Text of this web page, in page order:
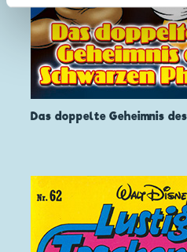
Das doppelte Geheimnis